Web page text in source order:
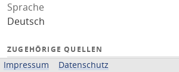
Sprache
Deutsch
ZUGEHÖRIGE QUELLEN
Impressum Datenschutz